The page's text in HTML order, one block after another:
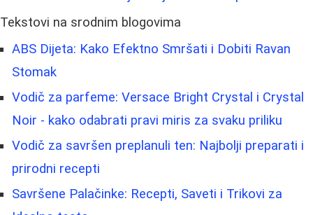
Tekstovi na srodnim blogovima
ABS Dijeta: Kako Efektno Smršati i Dobiti Ravan
Stomak
Vodič za parfeme: Versace Bright Crystal i Crystal
Noir - kako odabrati pravi miris za svaku priliku
Vodič za savršen preplanuli ten: Najbolji preparati i
prirodni recepti
Savršene Palačinke: Recepti, Saveti i Trikovi za